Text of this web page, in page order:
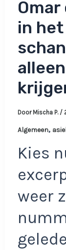
in het
Door Mischa P. /
Algemeen,
Kies
weer